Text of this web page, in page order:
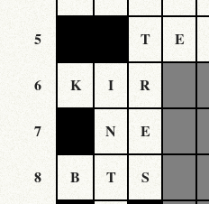
5 T E
6 K I R
7 N E
8 B T S